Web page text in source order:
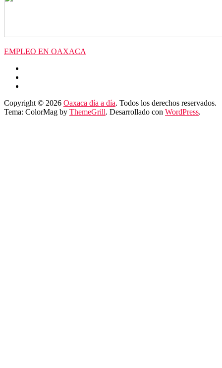
EMPLEO EN OAXACA
Copyright © 2026 Oaxaca día a día. Todos los derechos reservados.
Tema: ColorMag by ThemeGrill. Desarrollado con WordPress.